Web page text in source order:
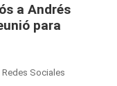
a Andrés
para
Redes Sociales